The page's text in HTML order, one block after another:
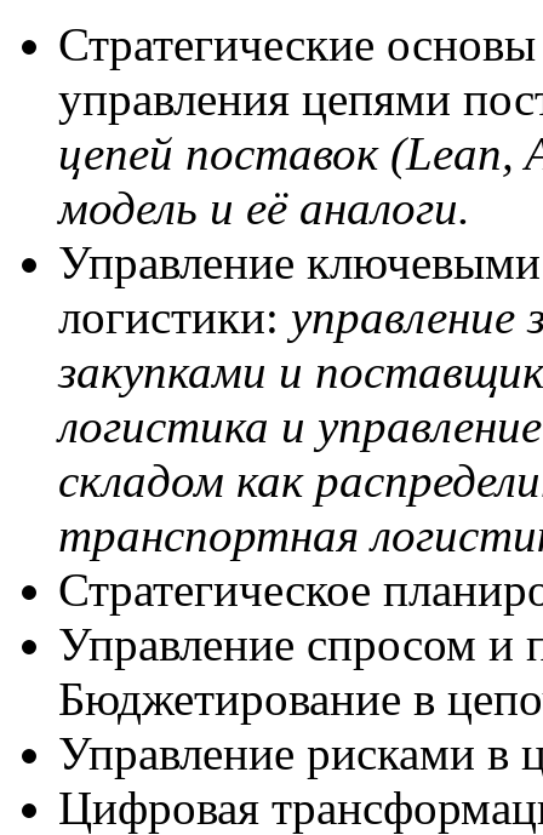
Стратегические
управления цепями
цепей поставок (Lean,
модель и её аналоги.
Управление
логистики: управление
закупками и
логистика и
складом как
транспортная
Стратегическое
Управление спросом и
Бюджетирование в
Управление рисками в
Цифровая